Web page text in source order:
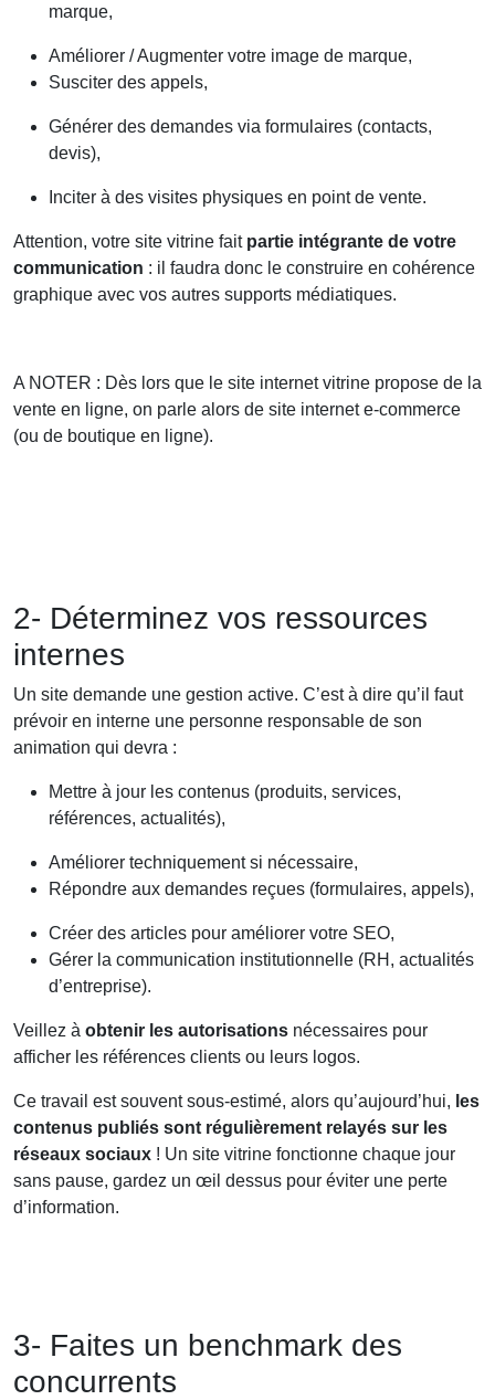
marque,
Améliorer / Augmenter votre image de marque,
Susciter des appels,
Générer des demandes via formulaires (contacts,
devis),
Inciter à des visites physiques en point de vente.
Attention, votre site vitrine fait partie intégrante de votre
communication : il faudra donc le construire en cohérence
graphique avec vos autres supports médiatiques.
A NOTER : Dès lors que le site internet vitrine propose de la
vente en ligne, on parle alors de site internet e-commerce
(ou de boutique en ligne).
2- Déterminez vos ressources
internes
Un site demande une gestion active. C’est à dire qu’il faut
prévoir en interne une personne responsable de son
animation qui devra :
Mettre à jour les contenus (produits, services,
références, actualités),
Améliorer techniquement si nécessaire,
Répondre aux demandes reçues (formulaires, appels),
Créer des articles pour améliorer votre SEO,
Gérer la communication institutionnelle (RH, actualités
d’entreprise).
Veillez à obtenir les autorisations nécessaires pour
afficher les références clients ou leurs logos.
Ce travail est souvent sous-estimé, alors qu’aujourd’hui, les
contenus publiés sont régulièrement relayés sur les
réseaux sociaux ! Un site vitrine fonctionne chaque jour
sans pause, gardez un œil dessus pour éviter une perte
d’information.
3- Faites un benchmark des
concurrents